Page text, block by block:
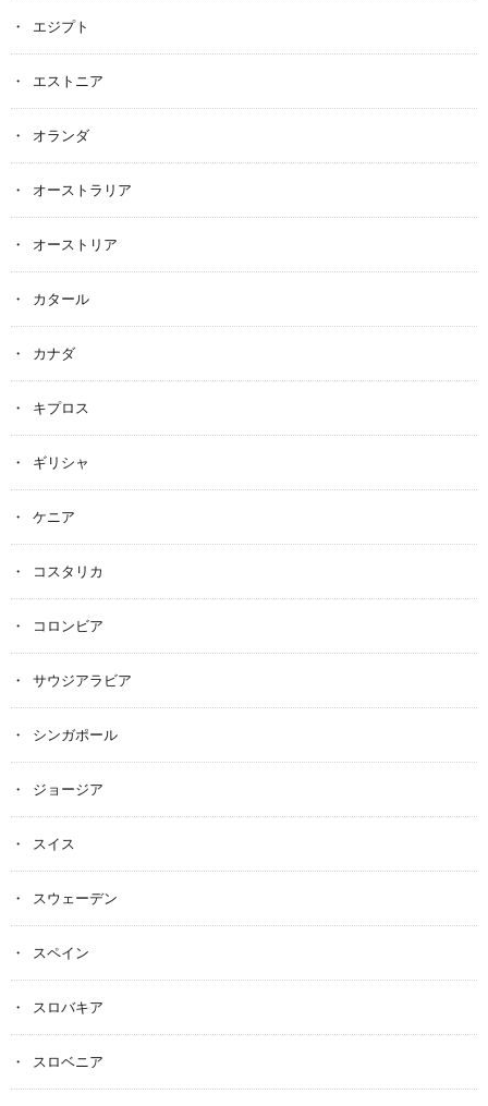
エジプト
エストニア
オランダ
オーストラリア
オーストリア
カタール
カナダ
キプロス
ギリシャ
ケニア
コスタリカ
コロンビア
サウジアラビア
シンガポール
ジョージア
スイス
スウェーデン
スペイン
スロバキア
スロベニア